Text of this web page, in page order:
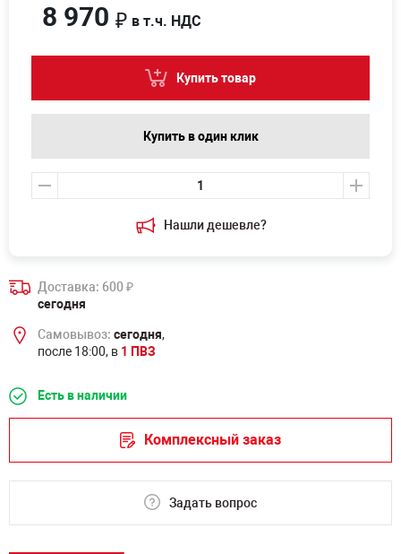
Нашли дешевле?
8 970 ₽ в т.ч. НДС
Купить товар
Купить в один клик
Доставка: 600₽
сегодня
Самовывоз: сегодня,
после 18:00, в 1 ПВЗ
Есть в наличии
Комплексный заказ
Задать вопрос